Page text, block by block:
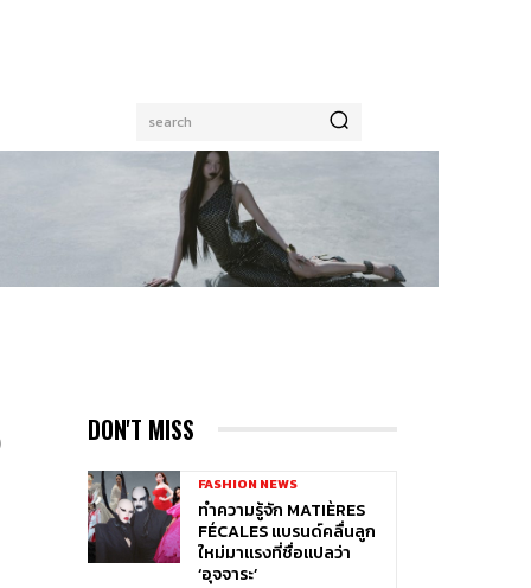
search
DON'T MISS
FASHION NEWS
ทำความรู้จัก MATIÈRES
FÉCALES แบรนด์คลื่นลูก
ใหม่มาแรงที่ชื่อแปลว่า
‘อุจจาระ’